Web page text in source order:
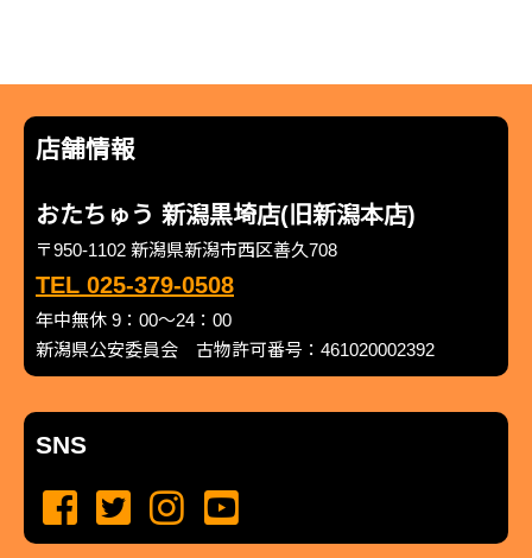
店舗情報
おたちゅう 新潟黒埼店(旧新潟本店)
〒950-1102 新潟県新潟市西区善久708
TEL 025-379-0508
年中無休 9：00～24：00
新潟県公安委員会 古物許可番号：461020002392
SNS